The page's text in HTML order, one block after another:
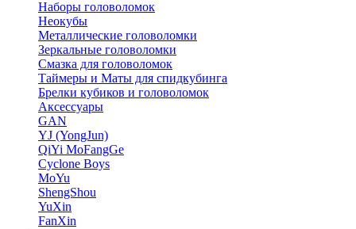
Наборы головоломок
Неокубы
Металлические головоломки
Зеркальные головоломки
Смазка для головоломок
Таймеры и Маты для спидкубинга
Брелки кубиков и головоломок
Аксессуары
GAN
YJ (YongJun)
QiYi MoFangGe
Cyclone Boys
MoYu
ShengShou
YuXin
FanXin